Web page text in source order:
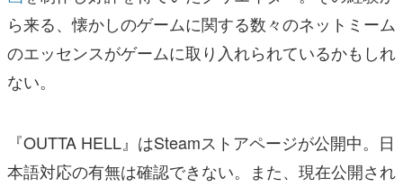
ら来る、懐かしのゲームに関する数々のネットミーム
のエッセンスがゲームに取り入れられているかもしれ
ない。
『OUTTA HELL』はSteamストアページが公開中。日
本語対応の有無は確認できない。また、現在公開され